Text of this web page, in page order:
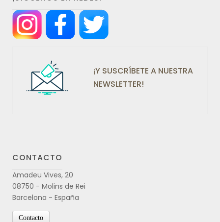
¡Y SUSCRÍBETE A NUESTRA
NEWSLETTER!
CONTACTO
Amadeu Vives, 20
08750 - Molins de Rei
Barcelona - España
Contacto